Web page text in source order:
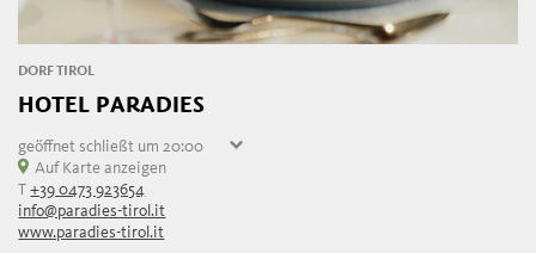
DORF TIROL
HOTEL PARADIES
geöffnet schließt um 20:00
Samstag
07:30 - 20:00
Sonntag
Montag
Dienstag
07:30 - 20:00
Auf Karte anzeigen
T+39 0473 923654
info@paradies-tirol.it
www.paradies-tirol.it